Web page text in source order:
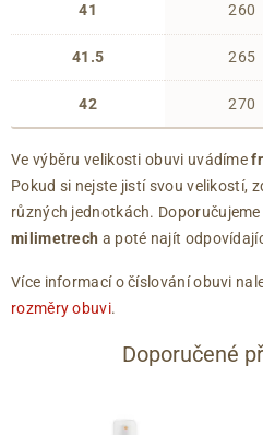
41
41.5
42
260
265
270
Ve výběru velikosti obuvi uvádíme
Pokud si nejste jistí svou velikostí,
různých jednotkách.
milimetrech a poté najít
Více informací o číslování obuvi
rozměry obuvi.
Doporučené